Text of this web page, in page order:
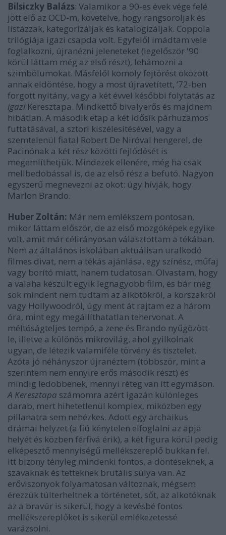
Bilsiczky Balázs: Valamikor a 90-es évek vége felé
jött elő az OCD-m, követelve, hogy rangsoroljak és
listázzak, kategorizáljak és katalogizáljak. Coppola
trilógiája igazi csapda volt. Egyfelől imádtam vele
foglalkozni, újranézni jeleneteket (legelőször '90
körül láttam még az első részt), lehámozni a
szimbólumokat. Másfelől komoly fejtörést okozott
annak eldöntése, hogy a most újravetített, ’72-ben
forgott nyitány, vagy a két évvel későbbi folytatás az
igazi Keresztapa. Mindkettő bivalyerős és majdnem
hibátlan. A második etap a két idősík párhuzamos
futtatásával, a sztori kiszélesítésével, vagy a
szemtelenül fiatal Robert De Niróval hengerel, de
Pacinónak a két rész közötti fejlődését is
megemlíthetjük. Mindezek ellenére, még ha csak
mellbedobással is, de az első rész a befutó. Nagyon
egyszerű megnevezni az okot: úgy hívják, hogy
Marlon Brando.
Huber Zoltán: Már nem emlékszem pontosan,
mikor láttam először, de az első mozgóképek egyike
volt, amit már célirányosan választottam a tékában.
Nem az általános iskolában aktuálisan uralkodó
filmes divat, nem a tékás ajánlása, egy színész, műfaj
vagy borító miatt, hanem tudatosan. Olvastam, hogy
a valaha készült egyik legnagyobb film, és bár még
sok mindent nem tudtam az alkotókról, a korszakról
vagy Hollywoodról, úgy ment át rajtam ez a három
óra, mint egy megállíthatatlan tehervonat. A
méltóságteljes tempó, a zene és Brando nyűgözött
le, illetve a különös mikrovilág, ahol gyilkolnak
ugyan, de létezik valamiféle törvény és tisztelet.
Azóta jó néhányszor újranéztem (többször, mint a
szerintem nem ennyire erős második részt) és
mindig ledöbbenek, mennyi réteg van itt egymáson.
A Keresztapa számomra azért igazán különleges
darab, mert hihetetlenül komplex, miközben egy
pillanatra sem nehézkes. Adott egy archaikus
drámai helyzet (a fiú kénytelen elfoglalni az apja
helyét és közben férfivá érik), a két figura körül pedig
elképesztő mennyiségű mellékszereplő bukkan fel.
Itt bizony tényleg mindenki fontos, a döntéseknek, a
szavaknak és tetteknek brutális súlya van. Az
erőviszonyok folyamatosan változnak, mégsem
érezzük túlterheltnek a történetet, sőt, az alkotóknak
az a bravúr is sikerül, hogy a kevésbé fontos
mellékszereplőket is sikerül emlékezetessé
varázsolni.